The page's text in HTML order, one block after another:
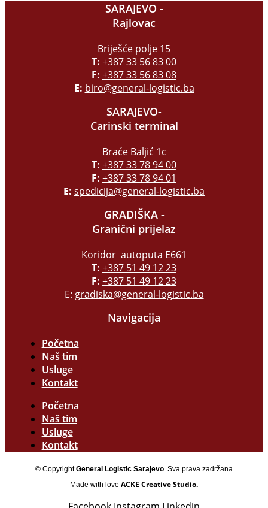
SARAJEVO -
Rajlovac
Briješće polje 15
T: +387 33 56 83 00
F: +387 33 56 83 08
E: biro@general-logistic.ba
SARAJEVO-
Carinski terminal
Braće Baljić 1c
T: +387 33 78 94 00
F: +387 33 78 94 01
E: spedicija@general-logistic.ba
GRADIŠKA -
Granični prijelaz
Koridor autoputa E661
T: +387 51 49 12 23
F: +387 51 49 12 23
E: gradiska@general-logistic.ba
Navigacija
Početna
Naš tim
Usluge
Kontakt
Početna
Naš tim
Usluge
Kontakt
© CopyrightGeneral Logistic Sarajevo . Sva prava zadržana
Made with love ACKE Creative Studio.